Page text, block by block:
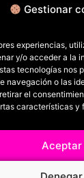
Gestionar
experiencias,
y/o acceder a la
tecnologías nos
navegación o las
el
características y
Aceptar
1 2 3
Política de
Términos y
Política de
Aviso Legal
Filmaniak